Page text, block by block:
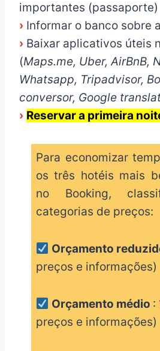
importantes (passaporte)
› Informar o banco sobre
› Baixar aplicativos úteis
(Maps.me, Uber, AirBnB,
Whatsapp, Tripadvisor,
conversor, Google
› Reservar a primeira
Para economizar
os três hotéis mais
no Booking,
categorias de preços:
Orçamento
preços e informações)
Orçamento médio :
preços e informações)